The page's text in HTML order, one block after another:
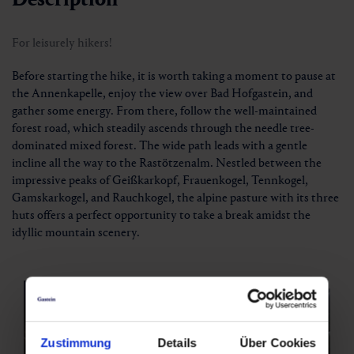
Zustimmung Details Über Cookies
For leisurely hikers!
Before starting the hike, it is worth taking a moment to pause at
the Annenkapelle, enjoy the view over Bad Hofgastein, and
gather some energy. From there, follow the well-maintained
forest road, which steadily ascends through the needle tree-
dominated mixed forest. The wide path leads with a gentle
incline all the way to the Rastötzenalm. Nestled between the
impressive peaks of Geißkarkopf, Frauenkogel, Tennkogel,
Gamskarkogel, and Rauchkogel, the alpine pasture with its three
huts offers a perfect opportunity to take a break amidst the
idyllic mountain scenery.